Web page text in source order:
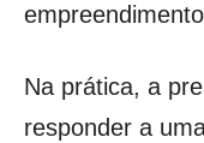
Na prática, a
responder a